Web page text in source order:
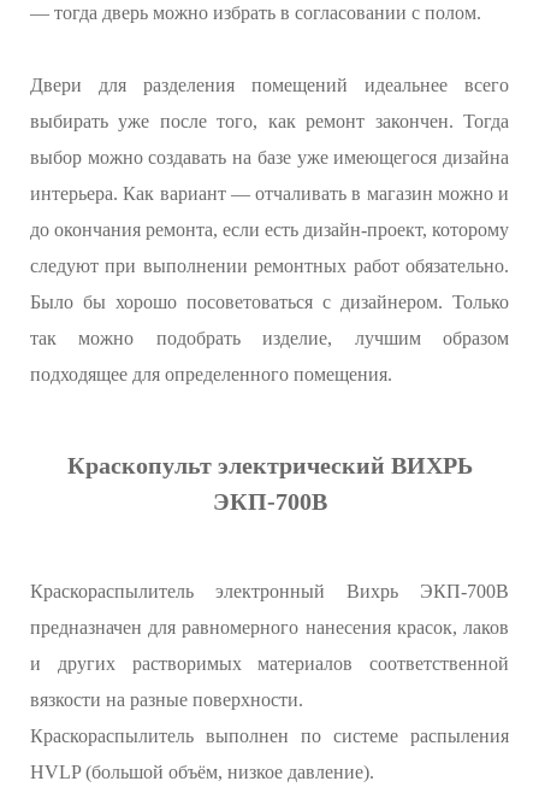
— тогда дверь можно избрать в согласовании с полом.
Двери для разделения помещений идеальнее всего
выбирать уже после того, как ремонт закончен. Тогда
выбор можно создавать на базе уже имеющегося дизайна
интерьера. Как вариант — отчаливать в магазин можно и
до окончания ремонта, если есть дизайн-проект, которому
следуют при выполнении ремонтных работ обязательно.
Было бы хорошо посоветоваться с дизайнером. Только
так можно подобрать изделие, лучшим образом
подходящее для определенного помещения.
Краскопульт электрический ВИХРЬ
ЭКП-700В
Краскораспылитель электронный Вихрь ЭКП-700В
предназначен для равномерного нанесения красок, лаков
и других растворимых материалов соответственной
вязкости на разные поверхности.
Краскораспылитель выполнен по системе распыления
HVLP (большой объём, низкое давление).